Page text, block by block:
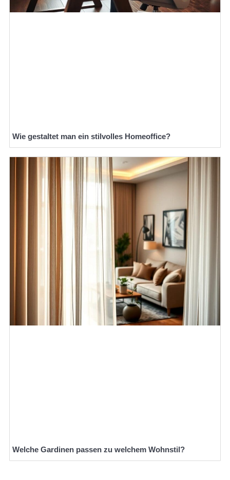
Wie gestaltet man ein stilvolles Homeoffice?
Welche Gardinen passen zu welchem Wohnstil?